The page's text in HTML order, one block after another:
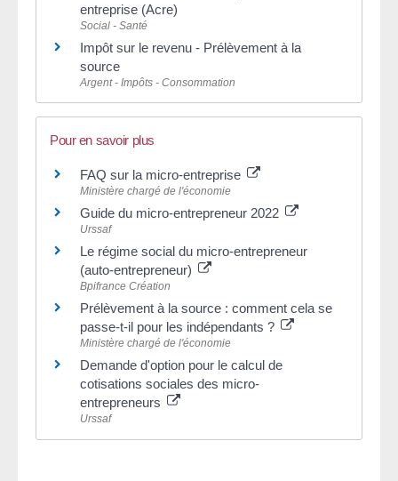
entreprise (Acre)
Social - Santé
Impôt sur le revenu - Prélèvement à la
source
Argent - Impôts - Consommation
Pour en savoir plus
FAQ sur la micro-entreprise
Ministère chargé de l'économie
Guide du micro-entrepreneur 2022
Urssaf
Le régime social du micro-entrepreneur
(auto-entrepreneur)
Bpifrance Création
Prélèvement à la source : comment cela se
passe-t-il pour les indépendants ?
Ministère chargé de l'économie
Demande d'option pour le calcul de
cotisations sociales des micro-
entrepreneurs
Urssaf